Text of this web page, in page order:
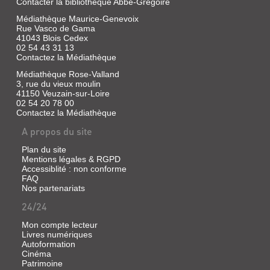
11
porte
secours
à
Gertrude,
une
gorille
menacée
par
le
directeur
vétérinaire
Saddick.
met
en
place
un
plan
JOE
bon
dieu
!
Dis
à
mon
papa
qu'il
faut
qu'il
rentre
vite
!
dis-
que
je
lui
fais
des
bécots
Et
mamy
aussi,
elle
lui
Médiathèque Maurice-Genevoix
Rue Vasco de Gama
41043 Blois Cedex
02 54 43 31 13
Contactez la Médiathèque
Médiathèque Rose-Valland
3, rue du vieux moulin
41150 Veuzain-sur-Loire
02 54 20 78 00
Contactez la Médiathèque
A propos du site
Plan du site
Mentions légales & RGPD
Accessiblité : non conforme
FAQ
Nos partenariats
24/24
Mon compte lecteur
Livres numériques
Autoformation
Cinéma
Patrimoine